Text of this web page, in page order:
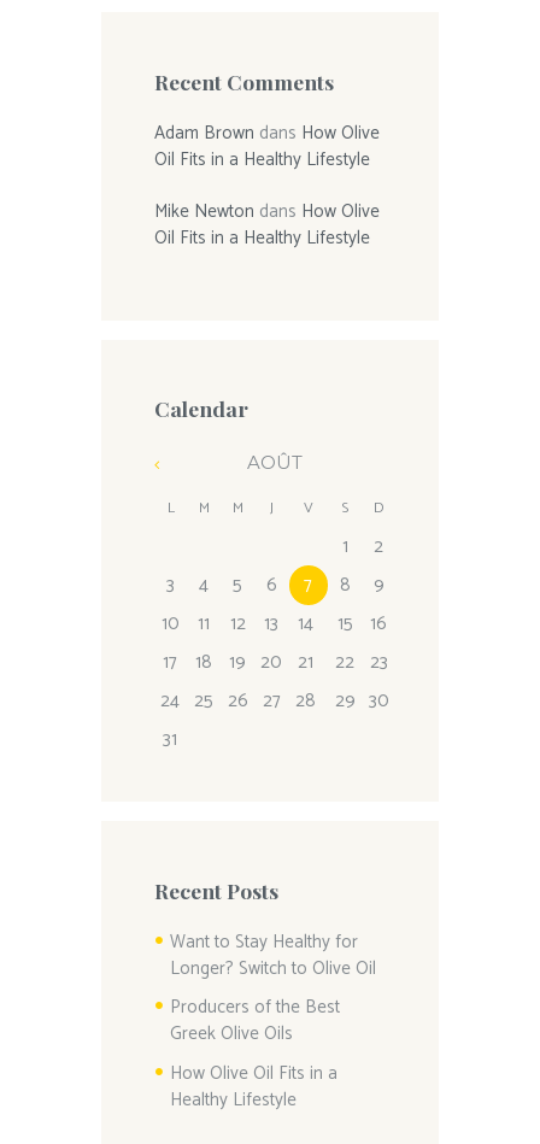
Recent Comments
Adam Brown dans How Olive
Oil Fits in a Healthy Lifestyle
Mike Newton dans How Olive
Oil Fits in a Healthy Lifestyle
Calendar
AOÛT
L M M J V S D
1
2
3
4 5 6 7 8
9
10
11 12 13 14 15
16
17
18 19 20 21 22 23
24 25 26 27 28 29 30
31
Recent Posts
Want to Stay Healthy for
Longer? Switch to Olive Oil
Producers of the Best
Greek Olive Oils
How Olive Oil Fits in a
Healthy Lifestyle